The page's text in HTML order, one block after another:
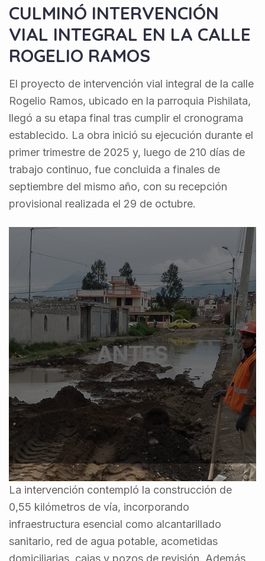
CULMINÓ INTERVENCIÓN
VIAL INTEGRAL EN LA CALLE
ROGELIO RAMOS
El proyecto de intervención vial integral de la calle
Rogelio Ramos, ubicado en la parroquia Pishilata,
llegó a su etapa final tras cumplir el cronograma
establecido. La obra inició su ejecución durante el
primer trimestre de 2025 y, luego de 210 días de
trabajo continuo, fue concluida a finales de
septiembre del mismo año, con su recepción
provisional realizada el 29 de octubre.
ANTES
La intervención contempló la construcción de
0,55 kilómetros de vía, incorporando
infraestructura esencial como alcantarillado
sanitario, red de agua potable, acometidas
domiciliarias, cajas y pozos de revisión. Además,